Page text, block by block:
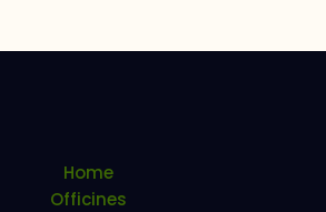
Home
Officines